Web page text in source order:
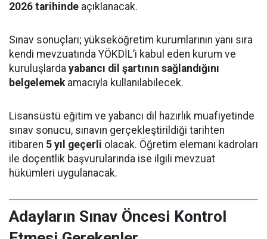
2026 tarihinde açıklanacak.
Sınav sonuçları; yükseköğretim kurumlarının yanı sıra
kendi mevzuatında YÖKDİL’i kabul eden kurum ve
kuruluşlarda yabancı dil şartının sağlandığını
belgelemekamacıyla kullanılabilecek.
Lisansüstü eğitim ve yabancı dil hazırlık muafiyetinde
sınav sonucu, sınavın gerçekleştirildiği tarihten
itibaren 5 yıl geçerli olacak. Öğretim elemanı kadroları
ile doçentlik başvurularında ise ilgili mevzuat
hükümleri uygulanacak.
Adayların Sınav Öncesi Kontrol